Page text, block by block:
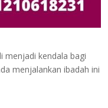
menjadi kendala bagi
menjalankan ibadah ini